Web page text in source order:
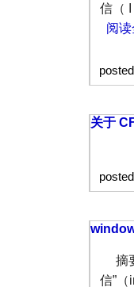
信（ I
阅
关于
摘
信”